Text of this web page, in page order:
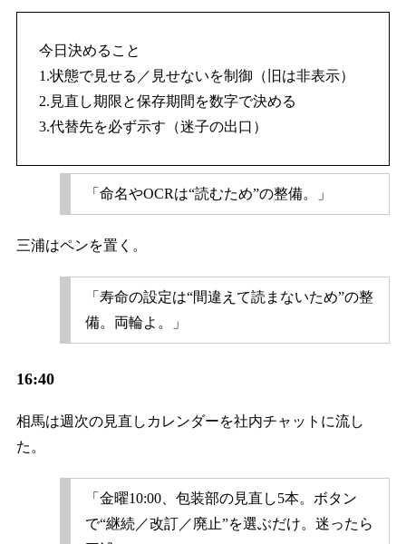
今日決めること
1.状態で見せる／見せないを制御（旧は非表示）
2.見直し期限と保存期間を数字で決める
3.代替先を必ず示す（迷子の出口）
「命名やOCRは“読むため”の整備。」
三浦はペンを置く。
「寿命の設定は“間違えて読まないため”の整
備。両輪よ。」
16:40
相馬は週次の見直しカレンダーを社内チャットに流し
た。
「金曜10:00、包装部の見直し5本。ボタン
で“継続／改訂／廃止”を選ぶだけ。迷ったら